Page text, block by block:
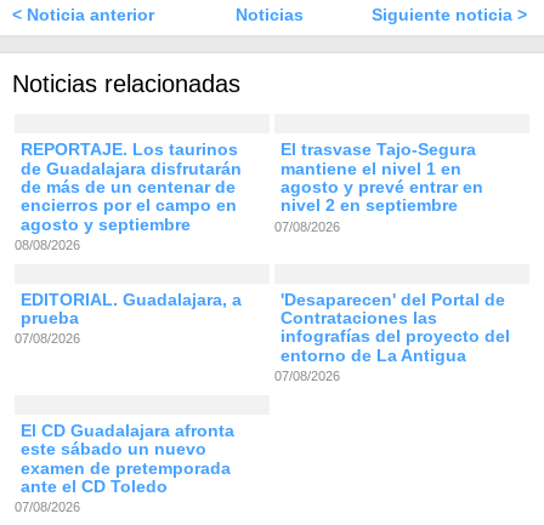
< Noticia anterior Noticias Siguiente noticia >
Noticias relacionadas
REPORTAJE. Los taurinos
de Guadalajara disfrutarán
de más de un centenar de
encierros por el campo en
agosto y septiembre
08/08/2026
El trasvase Tajo-Segura
mantiene el nivel 1 en
agosto y prevé entrar en
nivel 2 en septiembre
07/08/2026
EDITORIAL. Guadalajara, a
prueba
07/08/2026
'Desaparecen' del Portal de
Contrataciones las
infografías del proyecto del
entorno de La Antigua
07/08/2026
El CD Guadalajara afronta
este sábado un nuevo
examen de pretemporada
ante el CD Toledo
07/08/2026